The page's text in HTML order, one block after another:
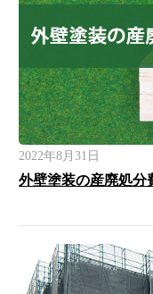
2022年8月31日
外壁塗装の産廃処分